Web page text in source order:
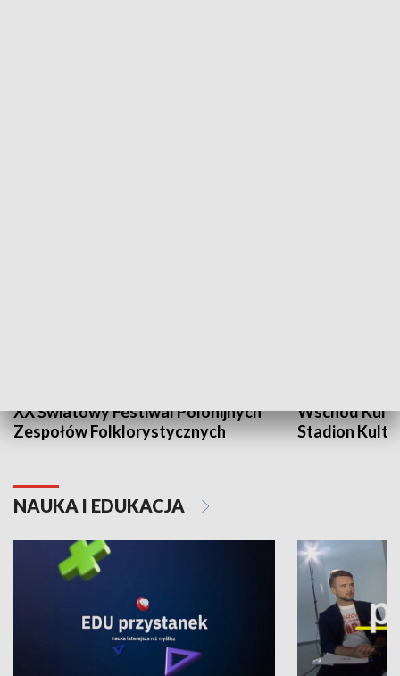
XX Światowy Festiwal Polonijnych
Zespołów Folklorystycznych
Wschód
Stadion
NAUKA I EDUKACJA